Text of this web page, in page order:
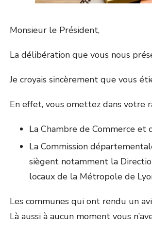
Monsieur le Président,
La délibération que vous nous
Je croyais sincèrement que vous
En effet, vous omettez dans votre
La Chambre de Commerce et
La Commission
siègent notamment la
locaux de la Métropole de
Les communes qui ont rendu un
Là aussi à aucun moment vous